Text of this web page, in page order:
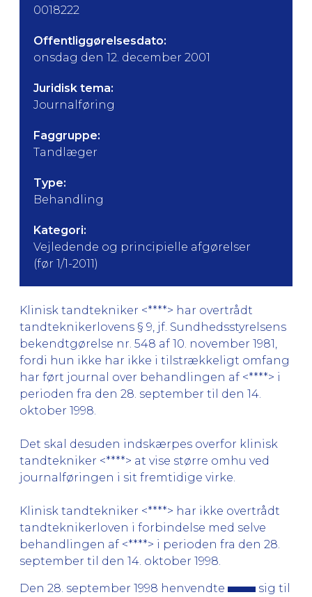
0018222
Offentliggørelsesdato:
onsdag den 12. december 2001
Juridisk tema:
Journalføring
Faggruppe:
Tandlæger
Type:
Behandling
Kategori:
Vejledende og principielle afgørelser
(før 1/1-2011)
Klinisk tandtekniker <****> har overtrådt
tandteknikerlovens § 9, jf. Sundhedsstyrelsens
bekendtgørelse nr. 548 af 10. november 1981,
fordi hun ikke har ikke i tilstrækkeligt omfang
har ført journal over behandlingen af <****> i
perioden fra den 28. september til den 14.
oktober 1998.
Det skal desuden indskærpes overfor klinisk
tandtekniker <****> at vise større omhu ved
journalføringen i sit fremtidige virke.
Klinisk tandtekniker <****> har ikke overtrådt
tandteknikerloven i forbindelse med selve
behandlingen af <****> i perioden fra den 28.
september til den 14. oktober 1998.
Den 28. september 1998 henvendte sig til